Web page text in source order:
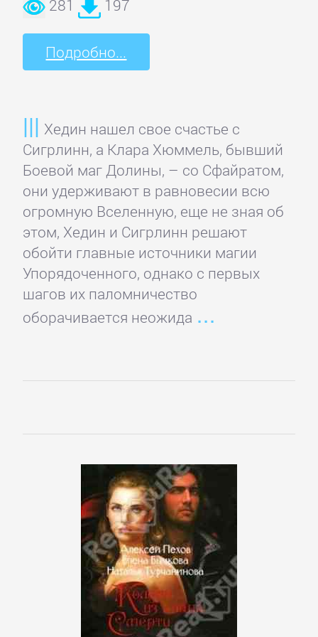
281 197
Подробно...
Хедин нашел свое счастье с
Сигрлинн, а Клара Хюммель, бывший
Боевой маг Долины, – со Сфайратом,
они удерживают в равновесии всю
огромную Вселенную, еще не зная об
этом, Хедин и Сигрлинн решают
обойти главные источники магии
Упорядоченного, однако с первых
шагов их паломничество
оборачивается неожида
Интернет
Железо
Компьютеры:
прочее
ОС
и
Сети
Программирование
РОМАНЫ
Зарубежные
любовные
Исторические
любовные